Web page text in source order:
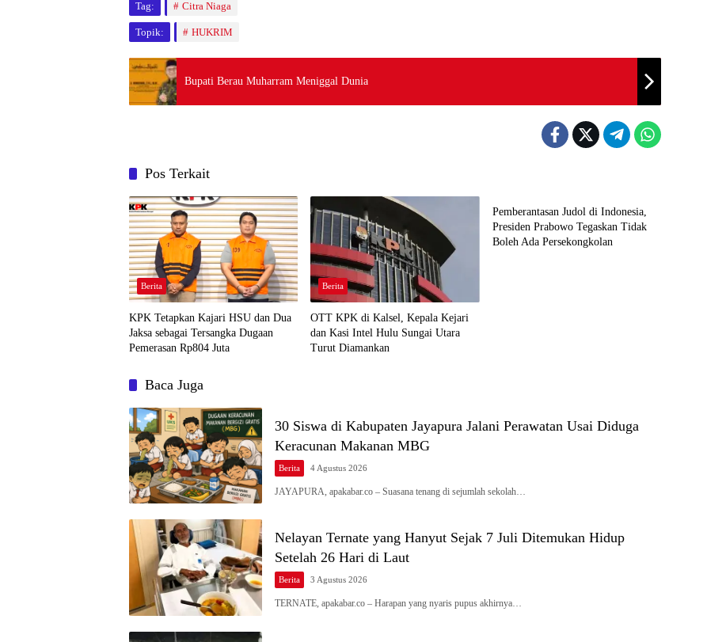
Tag: Citra Niaga
Topik: HUKRIM
Bupati Berau Muharram Meniggal Dunia
Pos Terkait
Berita
KPK Tetapkan Kajari HSU dan Dua
Jaksa sebagai Tersangka Dugaan
Pemerasan Rp804 Juta
Berita
OTT KPK di Kalsel, Kepala Kejari
dan Kasi Intel Hulu Sungai Utara
Turut Diamankan
Pemberantasan Judol di Indonesia,
Presiden Prabowo Tegaskan Tidak
Boleh Ada Persekongkolan
Baca Juga
30 Siswa di Kabupaten Jayapura Jalani Perawatan Usai Diduga
Keracunan Makanan MBG
Berita 4 Agustus 2026
JAYAPURA, apakabar.co – Suasana tenang di sejumlah sekolah…
Nelayan Ternate yang Hanyut Sejak 7 Juli Ditemukan Hidup
Setelah 26 Hari di Laut
Berita 3 Agustus 2026
TERNATE, apakabar.co – Harapan yang nyaris pupus akhirnya…